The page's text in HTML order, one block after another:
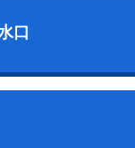
口